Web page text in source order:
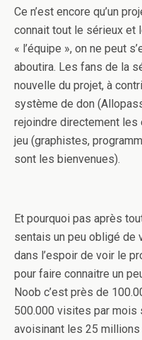
Ce n’est encore qu’un
connait tout le sérieux et
« l’équipe », on ne peut
aboutira. Les fans de la
nouvelle du projet, à
système de don
rejoindre directement
jeu (graphistes,
sont les bienvenues).
Et pourquoi pas après
sentais un peu obligé de
dans l’espoir de voir le
pour faire connaitre un
Noob c’est près de
500.000 visites par mois
avoisinant les 25